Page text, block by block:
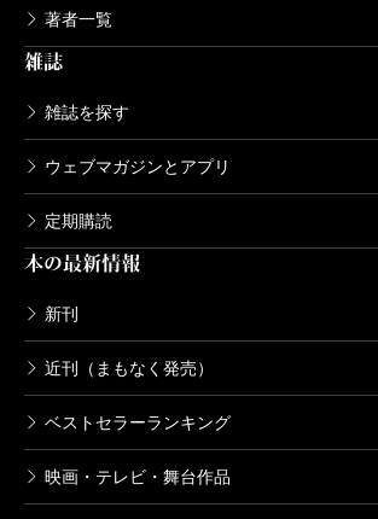
著者一覧
雑誌
雑誌を探す
ウェブマガジンとアプリ
定期購読
本の最新情報
新刊
近刊（まもなく発売）
ベストセラーランキング
映画・テレビ・舞台作品